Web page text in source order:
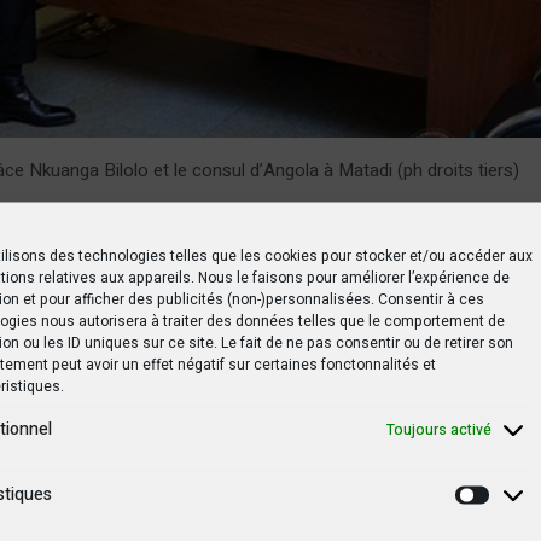
des technologies telles que les cookies pour stocker et/ou accéder aux
relatives aux appareils. Nous le faisons pour améliorer l’expérience de
et pour afficher des publicités (non-)personnalisées. Consentir à ces
nous autorisera à traiter des données telles que le comportement de
ou les ID uniques sur ce site. Le fait de ne pas consentir ou de retirer son
peut avoir un effet négatif sur certaines fonctonnalités et
Toujours activé
Nkuanga Bilolo et le consul d’Angola à Matadi (ph droits tiers)
avait ensuite ajouté : «
Les 36 restants vont aussi
procédure administrative et sécuritaire sera remplie
».
deux parties ont discuté en détail de la question des
par les autorités angolaises. Selon l’Angola, les
opérant dans les eaux entre ces deux pays voisins
maritimes.
du bureau administratif de Muanda, ils